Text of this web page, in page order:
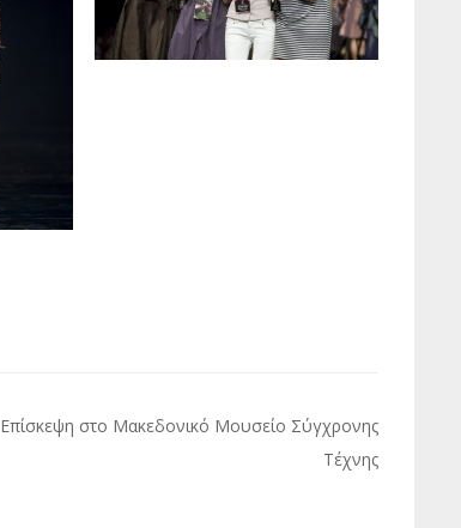
Επίσκεψη στο Μακεδονικό Μουσείο Σύγχρονης
Τέχνης